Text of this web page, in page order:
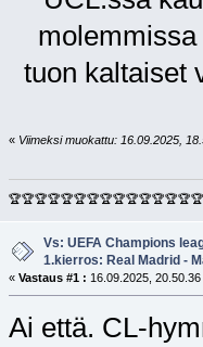
tuon kaltaiset
« Viimeksi muokattu: 16.09.2025,
🏆🏆🏆🏆🏆🏆🏆🏆🏆🏆🏆🏆🏆🏆🏆
Vs: UEFA Champions
1.kierros: Real Madrid -
« Vastaus #1 : 16.09.2025, 20.50.36
Ai että. CL-